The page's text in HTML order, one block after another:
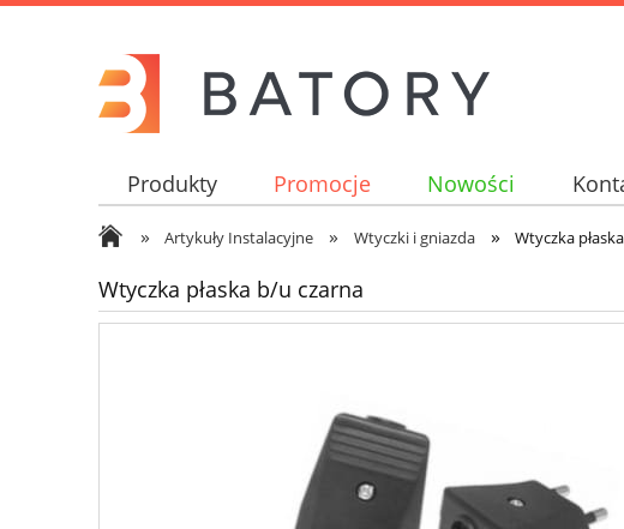
Produkty Promocje Nowości
» Artykuły Instalacyjne » Wtyczki i gniazda » Wtyczka
Wtyczka płaska b/u czarna